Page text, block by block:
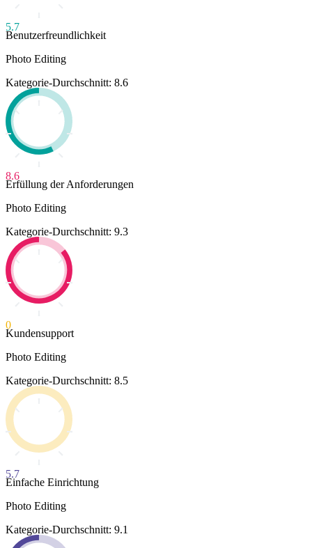
5.7
Benutzerfreundlichkeit
Photo Editing
Kategorie-Durchschnitt: 8.6
8.6
Erfüllung der Anforderungen
Photo Editing
Kategorie-Durchschnitt: 9.3
0
Kundensupport
Photo Editing
Kategorie-Durchschnitt: 8.5
5.7
Einfache Einrichtung
Photo Editing
Kategorie-Durchschnitt: 9.1